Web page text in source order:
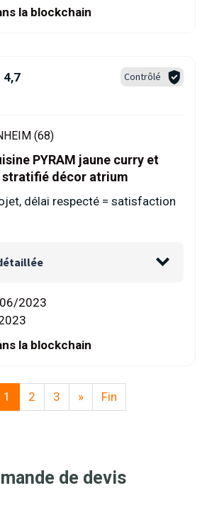
la blockchain
4,7 Contrôlé
(68)
PYRAM jaune curry et
décor atrium
délai respecté = satisfaction
2023
la blockchain
1 2 3 » Fin
de devis